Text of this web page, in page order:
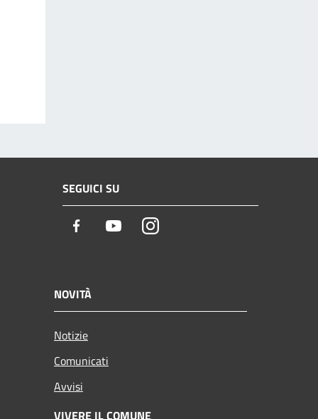
SEGUICI SU
Facebook YoutubeInstagram
NOVITÀ
Notizie
Comunicati
Avvisi
VIVERE IL COMUNE